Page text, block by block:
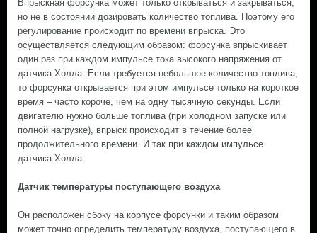
Впрыскная форсунка может только открываться и закрываться,
но не в состоянии дозировать количество топлива. Поэтому его
регулирование происходит по времени впрыска. Это
осуществляется следующим образом: форсунка впрыскивает
один раз при каждом импульсе тока высокого напряжения от
датчика Холла. Если требуется небольшое количество топлива,
то форсунка открывается при этом импульсе только на короткое
время – часто короче, чем на одну тысячную секунды. Если
двигателю нужно больше топлива (при холодном запуске или
полной нагрузке), впрыск происходит в течение более
продолжительного времени. И так при каждом импульсе
датчика Холла.
Датчик температуры поступающего воздуха
Он расположен сбоку на корпусе форсунки и таким образом
может точно определить температуру воздуха, поступающего в